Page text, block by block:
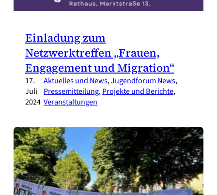
Einladung zum
Netzwerktreffen „Frauen,
Engagement und Migration“
17.
Juli
2024
Aktuelles und News, Jugendforum News
Pressemitteilung, Projekte und Berichte
Veranstaltungen